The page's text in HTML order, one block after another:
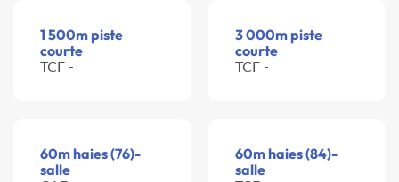
1 500m piste
courte
TCF -
3 000m piste
courte
TCF -
60m haies (76)-
salle
60m haies (84)-
salle